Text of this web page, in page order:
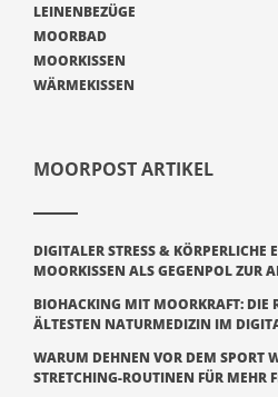
LEINENBEZÜGE
MOORBAD
MOORKISSEN
WÄRMEKISSEN
MOORPOST ARTIKEL
DIGITALER STRESS & KÖRPERLICHE
MOORKISSEN ALS GEGENPOL ZUR
BIOHACKING MIT MOORKRAFT: DIE
ÄLTESTEN NATURMEDIZIN IM
WARUM DEHNEN VOR DEM SPORT
STRETCHING-ROUTINEN FÜR MEHR